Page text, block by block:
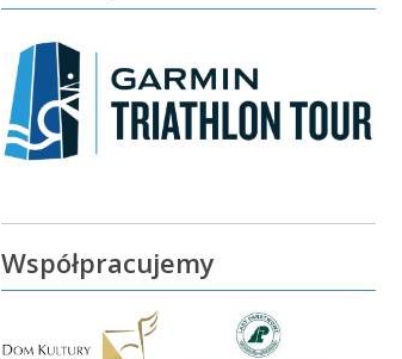
Współpracujemy